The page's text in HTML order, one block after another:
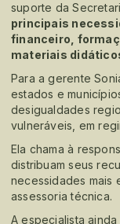
suporte da
principais
financeiro,
materiais
Para a gerente
estados e
desigualdades
vulneráveis, em
Ela chama à
distribuam seus
necessidades mais
assessoria técnica.
A especialista